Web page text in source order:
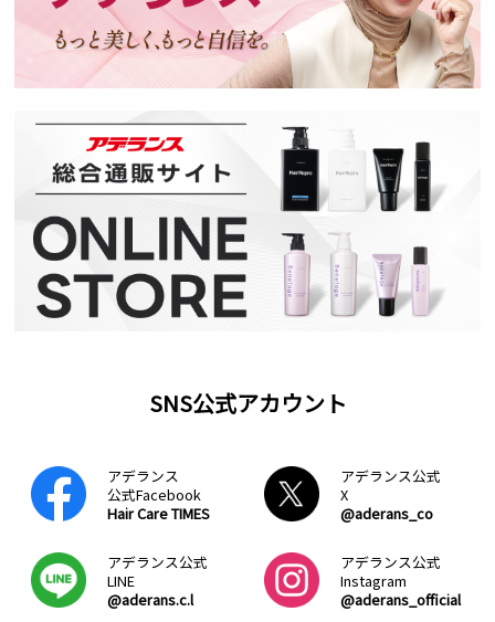
SNS公式アカウント
アデランス
公式Facebook
Hair Care TIMES
アデランス公式
X
@aderans_co
アデランス公式
LINE
@aderans.c.l
アデランス公式
Instagram
@aderans_official